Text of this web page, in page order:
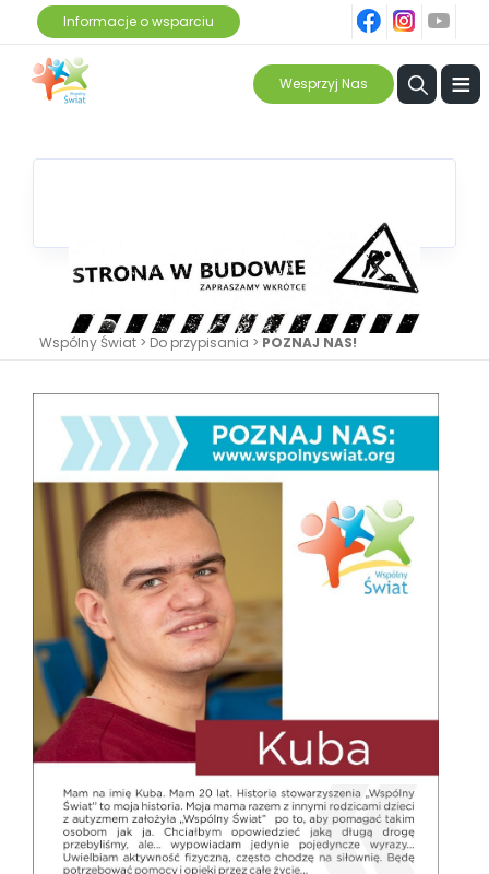
Informacje o wsparciu
ins
Wesprzyj Nas ≡
Wspólny Świat > Do przypisania > POZNAJ NAS!